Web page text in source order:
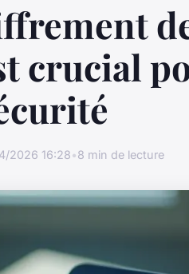
crucial
2026 16:28•8 min de lecture